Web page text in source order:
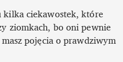
kilka ciekawostek, które
ziomkach, bo oni pewnie
pojęcia o prawdziwym